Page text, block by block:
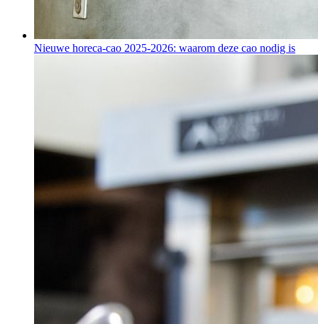
Nieuwe horeca-cao 2025-2026: waarom deze cao nodig is